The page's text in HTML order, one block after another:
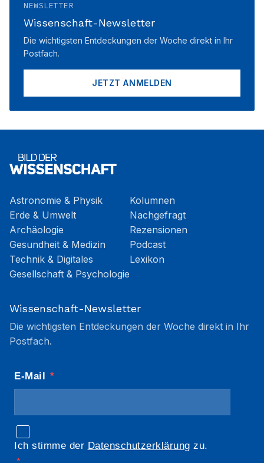
NEWSLETTER
Wissenschaft-Newsletter
Die wichtigsten Entdeckungen der Woche direkt in Ihr
Postfach.
JETZT ANMELDEN
Astronomie & Physik
Erde & Umwelt
Archäologie
Gesundheit & Medizin
Technik & Digitales
Gesellschaft & Psychologie
Kolumnen
Nachgefragt
Rezensionen
Podcast
Lexikon
Wissenschaft-Newsletter
Die wichtigsten Entdeckungen der Woche direkt in Ihr
Postfach.